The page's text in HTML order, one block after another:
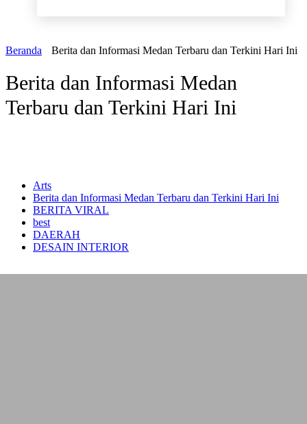
Beranda Berita dan Informasi Medan Terbaru dan Terkini Hari Ini
Berita dan Informasi Medan
Terbaru dan Terkini Hari Ini
Arts
Berita dan Informasi Medan Terbaru dan Terkini Hari Ini
BERITA VIRAL
best
DAERAH
DESAIN INTERIOR